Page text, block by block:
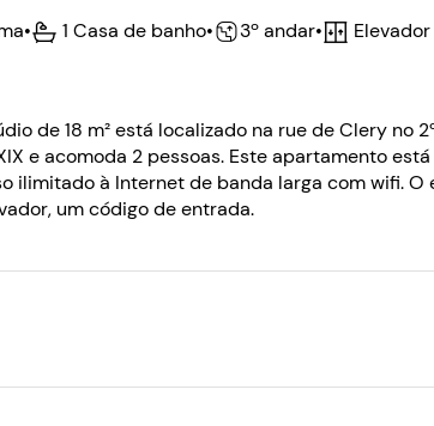
• 1 Casa de banho• 3º andar• Elevador
de 18 m² está localizado na rue de Clery no
e acomoda 2 pessoas. Este apartamento
ilimitado à Internet de banda larga com wifi. O
um código de entrada.